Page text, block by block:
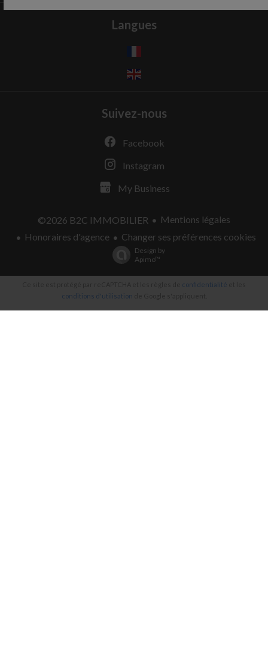
Langues
Suivez-nous
Facebook
Instagram
My Business
©2026 B2C IMMOBILIER
Mentions légales
Honoraires d'agence
Changer ses préférences cookies
Design by
Apimo™
confidentialité
conditions d'utilisation